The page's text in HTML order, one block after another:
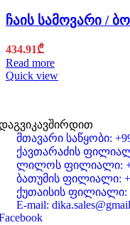
ჩაის სამოვარი /
434.91₾
Read more
Quick view
მთავარი საწყობი:
ქავთარაძის
ლილოს ფილიალი:
ბათუმის ფილიალი:
ქუთაისის ფილიალი:
E-mail: